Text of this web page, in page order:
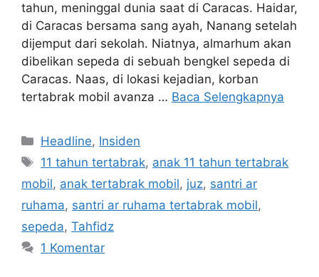
tahun, meninggal dunia saat di Caracas. Haidar,
di Caracas bersama sang ayah, Nanang setelah
dijemput dari sekolah. Niatnya, almarhum akan
dibelikan sepeda di sebuah bengkel sepeda di
Caracas. Naas, di lokasi kejadian, korban
tertabrak mobil avanza … Baca Selengkapnya
Kategori
Headline, Insiden
Tag
11 tahun tertabrak, anak 11 tahun tertabrak
mobil, anak tertabrak mobil, juz, santri ar
ruhama, santri ar ruhama tertabrak mobil,
sepeda, Tahfidz
1 Komentar